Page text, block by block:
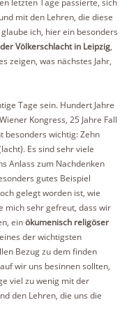
letzten Tage passierte, sich
mit den Lehren, die diese
ich, hier ein besonders
Völkerschlacht in Leipzig,
zeigen, was nächstes Jahr,
Tage sein. Hundert Jahre
Kongress, 25 Jahre Fall
besonders wichtig: Zehn
Es sind sehr viele
Anlass zum Nachdenken
gutes Beispiel
gelegt worden ist, wie
mich sehr gefreut, dass wir
einökumenisch religöser
der wichtigsten
Bezug zu dem finden
wir uns besinnen sollten,
viel zu wenig mit der
den Lehren, die uns die